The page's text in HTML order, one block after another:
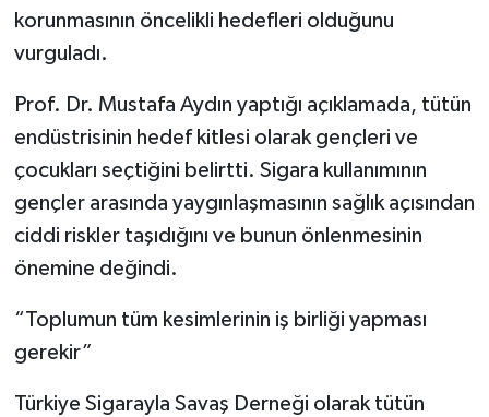
korunmasının öncelikli hedefleri olduğunu
vurguladı.
Prof. Dr. Mustafa Aydın yaptığı açıklamada, tütün
endüstrisinin hedef kitlesi olarak gençleri ve
çocukları seçtiğini belirtti. Sigara kullanımının
gençler arasında yaygınlaşmasının sağlık açısından
ciddi riskler taşıdığını ve bunun önlenmesinin
önemine değindi.
“Toplumun tüm kesimlerinin iş birliği yapması
gerekir”
Türkiye Sigarayla Savaş Derneği olarak tütün